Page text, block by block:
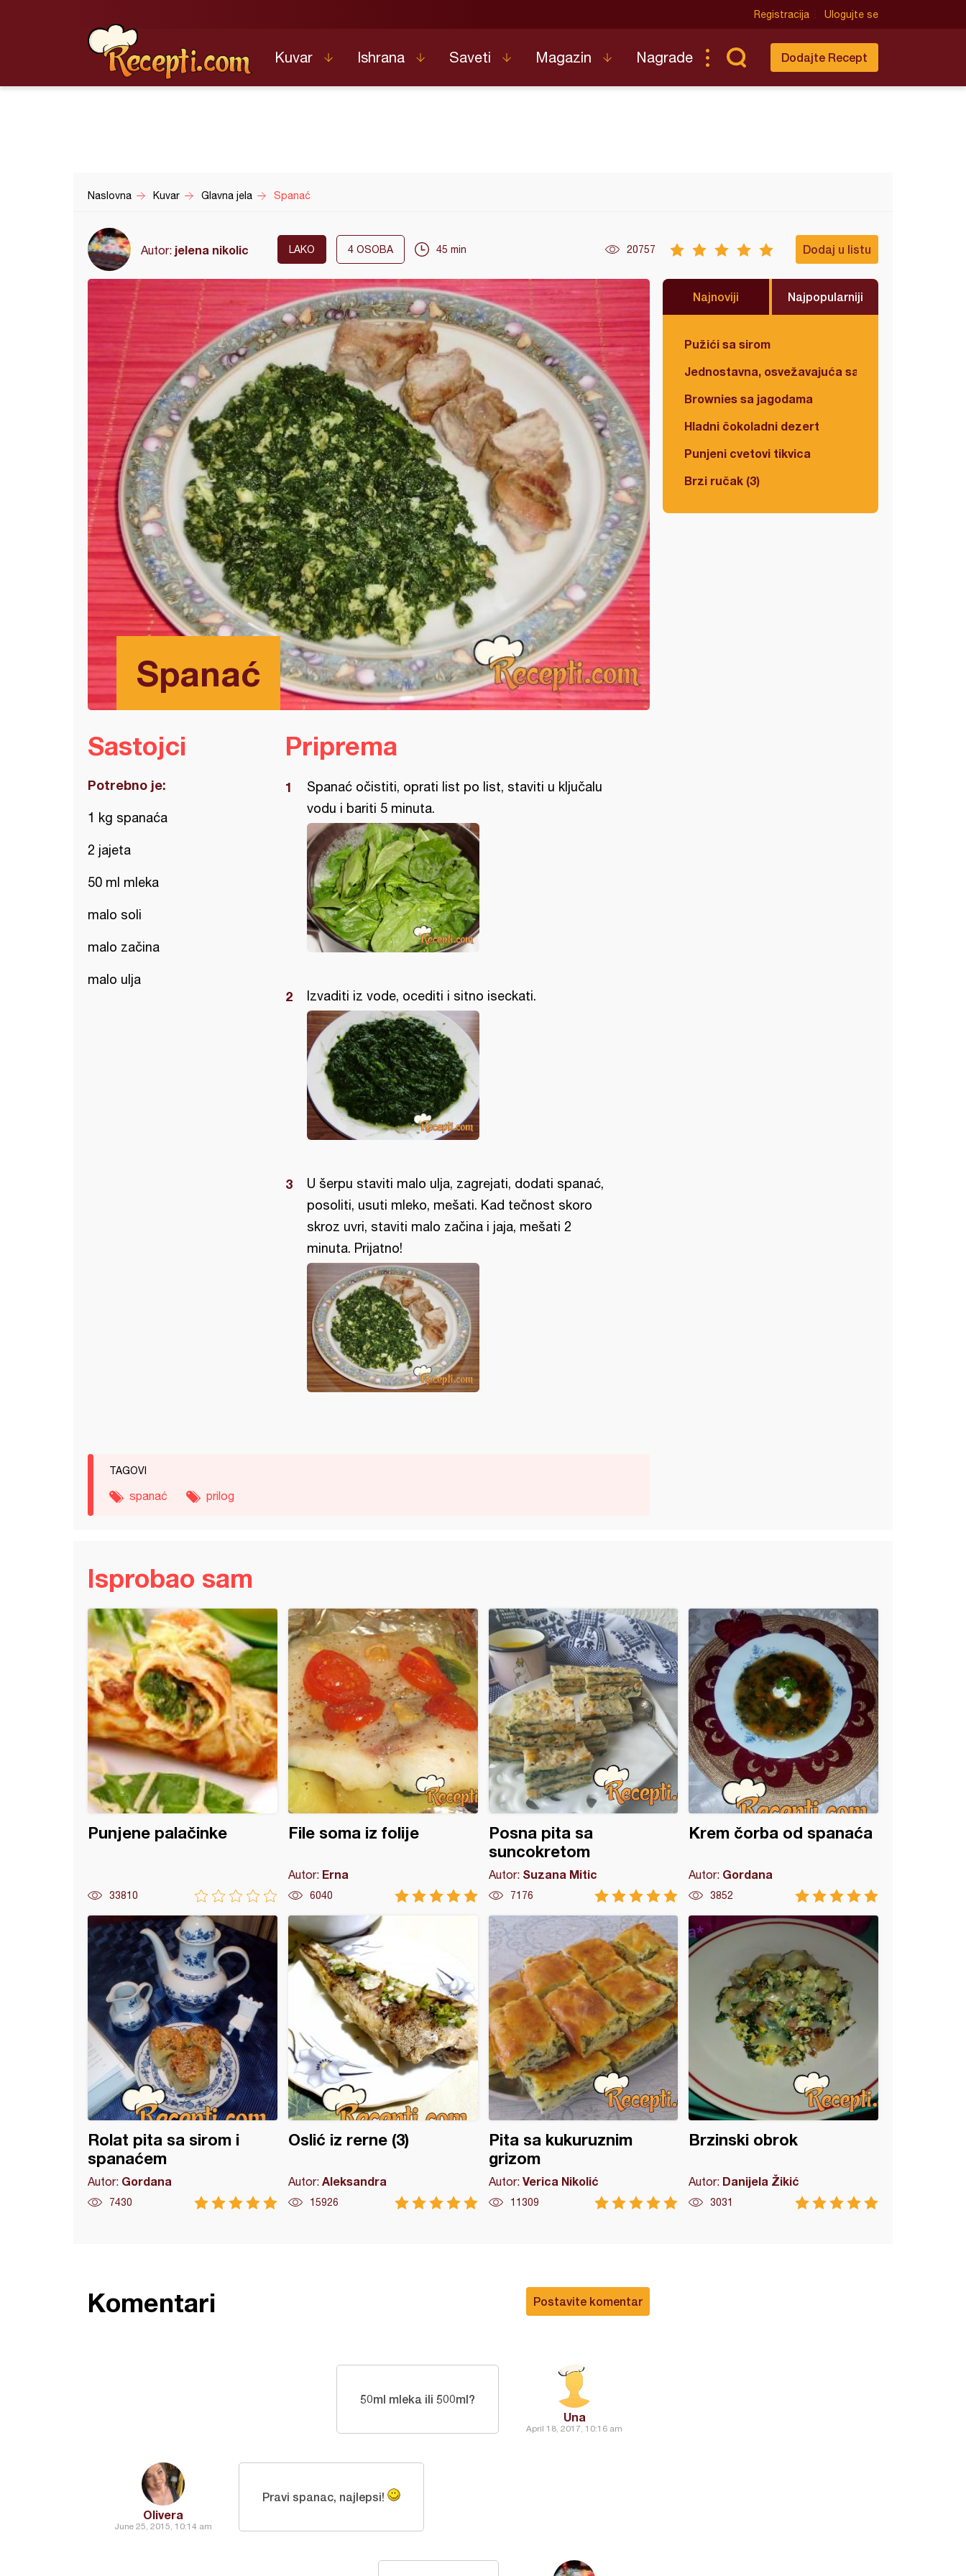
Registracija Ulogujte se
Kuvar Ishrana Saveti Magazin Nagrade Dodajte Recept
Naslovna Kuvar Glavna jela Spanać
Autor: jelena nikolic LAKO 4 OSOBA 45 min 20757 Dodaj u listu
Spanać
Najnoviji Najpopularniji
Pužići sa sirom
Jednostavna, osvežavajuća salata
Brownies sa jagodama
Hladni čokoladni dezert
Punjeni cvetovi tikvica
Brzi ručak (3)
Sastojci
Potrebno je:
1 kg spanaća
2 jajeta
50 ml mleka
malo soli
malo začina
malo ulja
Priprema
Spanać očistiti, oprati list po list, staviti u ključalu
vodu i bariti 5 minuta.
Izvaditi iz vode, ocediti i sitno iseckati.
U šerpu staviti malo ulja, zagrejati, dodati spanać,
posoliti, usuti mleko, mešati. Kad tečnost skoro
skroz uvri, staviti malo začina i jaja, mešati 2
minuta. Prijatno!
TAGOVI
spanać prilog
Isprobao sam
Punjene palačinke
33810
File soma iz folije
Autor: Erna
6040
Posna pita sa
suncokretom
Autor: Suzana Mitic
7176
Krem čorba od spanaća
Autor: Gordana
3852
od spanaća
Rolat pita sa sirom i
spanaćem
Autor: Gordana
7430
Oslić iz rerne (3)
Autor: Aleksandra
15926
Pita sa kukuruznim
grizom
Autor: Verica Nikolić
11309
Brzinski obrok
Autor: Danijela Žikić
3031
Postavite komentar
Komentari
Una
April 18, 2017, 10:16 am
50ml mleka ili 500ml?
Olivera
June 25, 2015, 10:14 am
Pravi spanac, najlepsi!